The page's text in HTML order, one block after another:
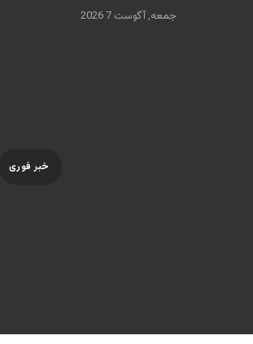
جمعه, آگوست 7 2026
خبر فوری